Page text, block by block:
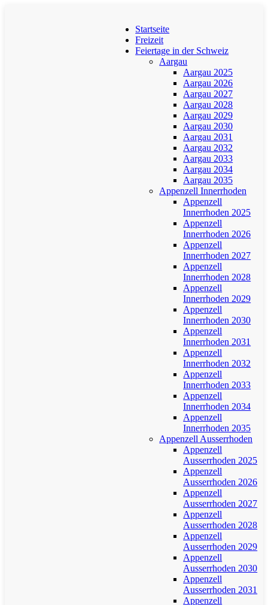
Startseite
Freizeit
Feiertage in der Schweiz
Aargau
Aargau 2025
Aargau 2026
Aargau 2027
Aargau 2028
Aargau 2029
Aargau 2030
Aargau 2031
Aargau 2032
Aargau 2033
Aargau 2034
Aargau 2035
Appenzell Innerrhoden
Appenzell
Innerrhoden 2025
Appenzell
Innerrhoden 2026
Appenzell
Innerrhoden 2027
Appenzell
Innerrhoden 2028
Appenzell
Innerrhoden 2029
Appenzell
Innerrhoden 2030
Appenzell
Innerrhoden 2031
Appenzell
Innerrhoden 2032
Appenzell
Innerrhoden 2033
Appenzell
Innerrhoden 2034
Appenzell
Innerrhoden 2035
Appenzell Ausserrhoden
Appenzell
Ausserrhoden 2025
Appenzell
Ausserrhoden 2026
Appenzell
Ausserrhoden 2027
Appenzell
Ausserrhoden 2028
Appenzell
Ausserrhoden 2029
Appenzell
Ausserrhoden 2030
Appenzell
Ausserrhoden 2031
Appenzell